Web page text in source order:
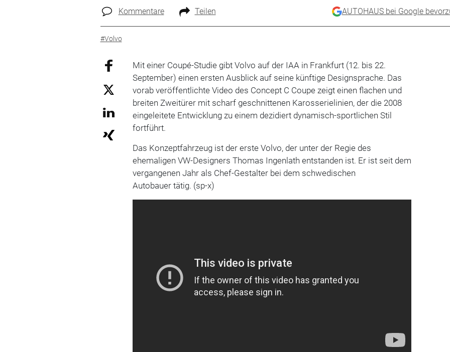
Kommentare Teilen AUTOHAUS bei Google
#Volvo
Mit einer Coupé-Studie gibt Volvo auf der IAA in Frankfurt (12. bis 22.
September) einen ersten Ausblick auf seine künftige Designsprache. Das
vorab veröffentlichte Video des Concept C Coupe zeigt einen flachen und
breiten Zweitürer mit scharf geschnittenen Karosserielinien, der die 2008
eingeleitete Entwicklung zu einem dezidiert dynamisch-sportlichen Stil
fortführt.
Das Konzeptfahrzeug ist der erste Volvo, der unter der Regie des
ehemaligen VW-Designers Thomas Ingenlath entstanden ist. Er ist seit dem
vergangenen Jahr als Chef-Gestalter bei dem schwedischen
Autobauer tätig. (sp-x)